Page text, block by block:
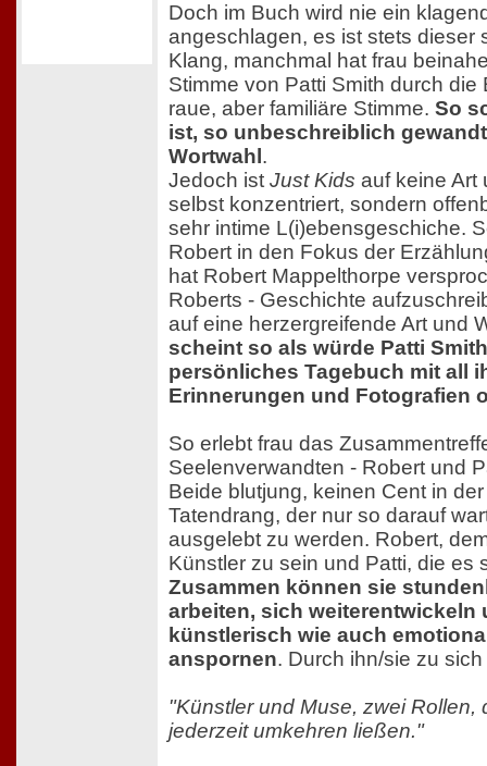
Doch im Buch wird nie ein
angeschlagen, es ist stets dieser
Klang, manchmal hat frau
Stimme von Patti Smith durch die
raue, aber familiäre Stimme. So
ist, so unbeschreiblich
Wortwahl .
Jedoch ist Just Kids auf keine Art
selbst konzentriert, sondern
sehr intime L(i)ebensgeschiche.
Robert in den Fokus der
hat Robert Mappelthorpe
Roberts - Geschichte
auf eine herzergreifende Art und
scheint so als würde Patti
persönliches Tagebuch mit all
Erinnerungen und Fotografien
So erlebt frau das
Seelenverwandten - Robert und
Beide blutjung, keinen Cent in
Tatendrang, der nur so darauf
ausgelebt zu werden. Robert,
Künstler zu sein und Patti, die es
Zusammen können sie
arbeiten, sich weiterentwickeln
künstlerisch wie auch
anspornen. Durch ihn/sie zu
"Künstler und Muse, zwei Rollen,
jederzeit umkehren ließen."